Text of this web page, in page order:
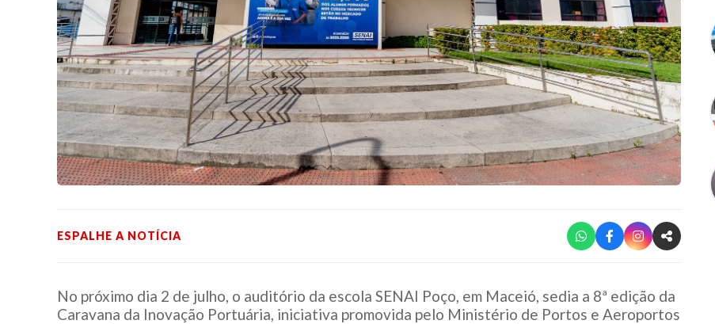
ESPALHE A NOTÍCIA
No próximo dia 2 de julho, o auditório da escola SENAI Poço, em Maceió, sedia a 8ª edição da
Caravana da Inovação Portuária, iniciativa promovida pelo Ministério de Portos e Aeroportos